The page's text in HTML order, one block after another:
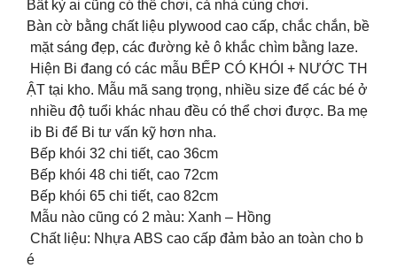
Bất kỳ ai cũng có thể chơi, cả nhà cùng chơi.
Bàn cờ bằng chất liệu plywood cao cấp, chắc chắn, bề
mặt sáng đẹp, các đường kẻ ô khắc chìm bằng laze.
Hiện Bi đang có các mẫu BẾP CÓ KHÓI + NƯỚC TH
ẬT tại kho. Mẫu mã sang trọng, nhiều size để các bé ở
nhiều độ tuổi khác nhau đều có thể chơi được. Ba mẹ
ib Bi để Bi tư vấn kỹ hơn nha.
Bếp khói 32 chi tiết, cao 36cm
Bếp khói 48 chi tiết, cao 72cm
Bếp khói 65 chi tiết, cao 82cm
Mẫu nào cũng có 2 màu: Xanh – Hồng
Chất liệu: Nhựa ABS cao cấp đảm bảo an toàn cho b
é